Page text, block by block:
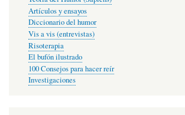
Artículos y ensayos
Diccionario del humor
Vis a vis (entrevistas)
Risoterapia
El bufón ilustrado
100 Consejos para hacer reír
Investigaciones